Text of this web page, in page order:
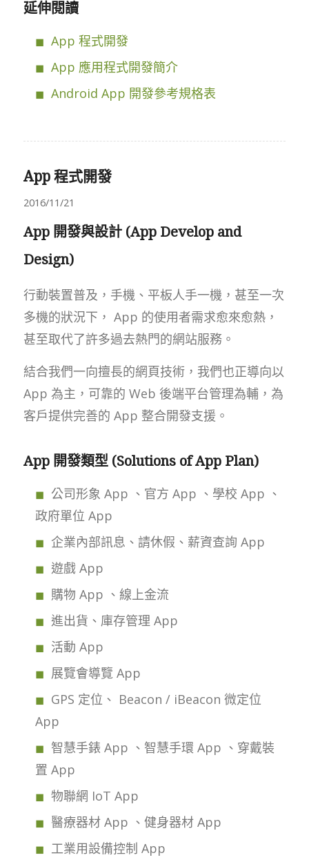
延伸閱讀
App 程式開發
App 應用程式開發簡介
Android App 開發參考規格表
App 程式開發
2016/11/21
App 開發與設計 (App Develop and
Design)
行動裝置普及，手機、平板人手一機，甚至一次
多機的狀況下， App 的使用者需求愈來愈熱，
甚至取代了許多過去熱門的網站服務。
結合我們一向擅長的網頁技術，我們也正導向以
App 為主，可靠的 Web 後端平台管理為輔，為
客戶提供完善的 App 整合開發支援。
App 開發類型 (Solutions of App Plan)
公司形象 App 、官方 App 、學校 App 、
政府單位 App
企業內部訊息、請休假、薪資查詢 App
遊戲 App
購物 App 、線上金流
進出貨、庫存管理 App
活動 App
展覽會導覽 App
GPS 定位、 Beacon / iBeacon 微定位
App
智慧手錶 App 、智慧手環 App 、穿戴裝
置 App
物聯網 IoT App
醫療器材 App 、健身器材 App
工業用設備控制 App